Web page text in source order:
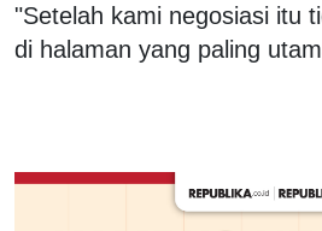
"Setelah kami negosiasi itu
di halaman yang paling